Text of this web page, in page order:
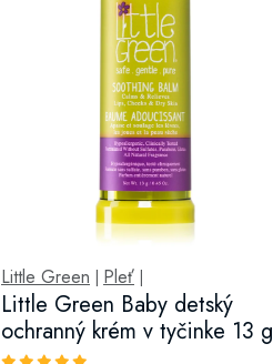
Little Green Pleť
Little Green Baby detský
ochranný krém v tyčinke 13 g